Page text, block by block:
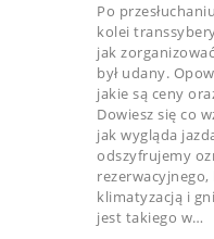
Po
kolei
jak
był udany.
jakie są ceny
Dowiesz się co
jak wygląda
odszyfrujemy
rezerwacyjnego,
klimatyzacją i
jest takiego w…